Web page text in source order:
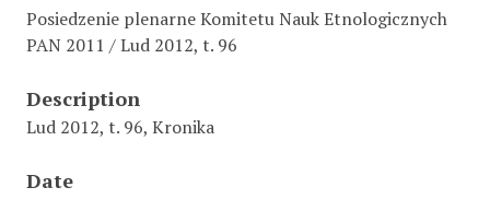
Posiedzenie plenarne Komitetu Nauk Etnologicznych
PAN 2011 / Lud 2012, t. 96
Description
Lud 2012, t. 96, Kronika
Date